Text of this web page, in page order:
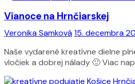
Veronika Samková15. decembra
Vianoce na Hrnčiarskej
Naše vydarené kreatívne dielne
vločiek a dobrej nálady 🙂 Viac